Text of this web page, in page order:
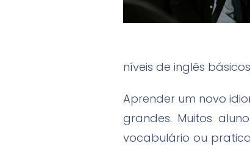
níveis de inglês
Aprender um novo
grandes. Muitos
vocabulário ou